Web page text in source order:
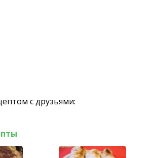
с друзьями: